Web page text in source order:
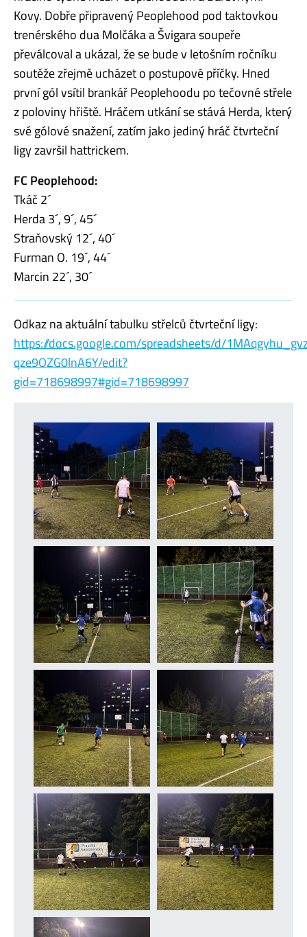
Kovy. Dobře připravený Peoplehood pod taktovkou
trenérského dua Molčáka a Švigara soupeře
převálcoval a ukázal, že se bude v letošním ročníku
soutěže zřejmě ucházet o postupové příčky. Hned
první gól vsítil brankář Peoplehoodu po tečovné střele
z poloviny hřiště. Hráčem utkání se stává Herda, který
své gólové snažení, zatím jako jediný hráč čtvrteční
ligy završil hattrickem.
FC Peoplehood:
Tkáč 2´
Herda 3´, 9´, 45´
Straňovský 12´, 40´
Furman O. 19´, 44´
Marcin 22´, 30´
Odkaz na aktuální tabulku střelců čtvrteční ligy:
https://docs.google.com/spreadsheets/d/
qze9OZG0lnA6Y/edit?
gid=718698997#gid=718698997